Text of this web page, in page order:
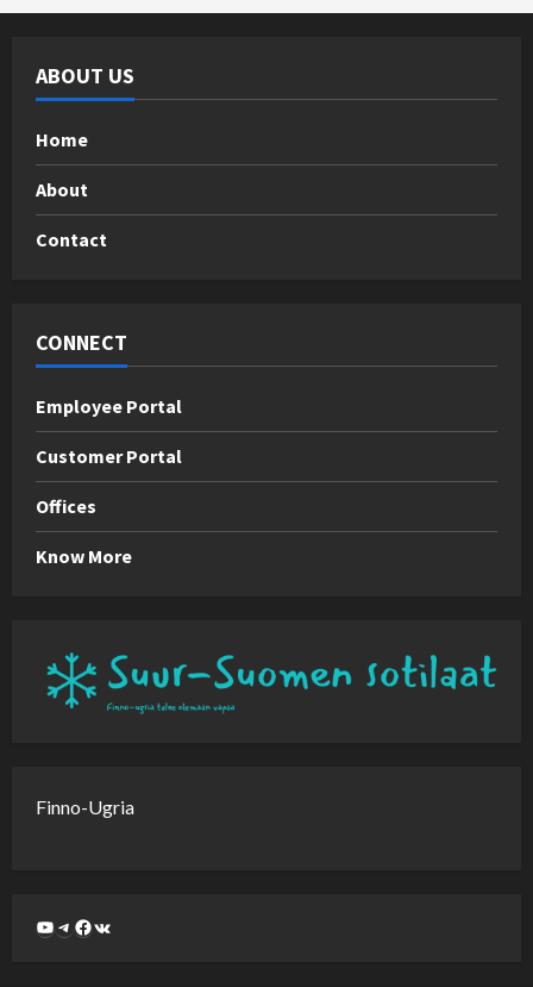
ABOUT US
Home
About
Contact
CONNECT
Employee Portal
Customer Portal
Offices
Know More
Finno-Ugria